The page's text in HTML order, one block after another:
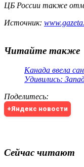
ЦБ России также
Источник:
Читайте также
Канада ввела
Удивились:
Поделитесь:
+Яндекс новости
Сейчас читают